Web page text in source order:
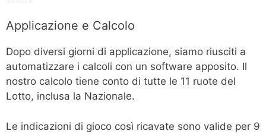
Applicazione e Calcolo
Dopo diversi giorni di applicazione, siamo riusciti a
automatizzare i calcoli con un software apposito. Il
nostro calcolo tiene conto di tutte le 11 ruote del
Lotto, inclusa la Nazionale.
Le indicazioni di gioco così ricavate sono valide per 9